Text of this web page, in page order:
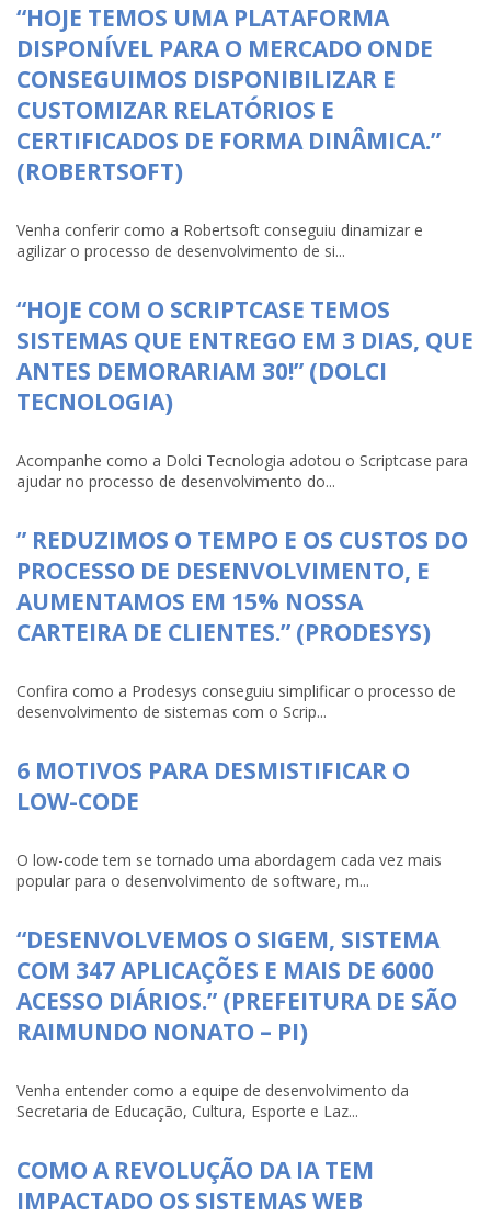
“HOJE TEMOS UMA PLATAFORMA
DISPONÍVEL PARA O MERCADO ONDE
CONSEGUIMOS DISPONIBILIZAR E
CUSTOMIZAR RELATÓRIOS E
CERTIFICADOS DE FORMA DINÂMICA.”
(ROBERTSOFT)
Venha conferir como a Robertsoft conseguiu dinamizar e
agilizar o processo de desenvolvimento de si...
“HOJE COM O SCRIPTCASE TEMOS
SISTEMAS QUE ENTREGO EM 3 DIAS, QUE
ANTES DEMORARIAM 30!” (DOLCI
TECNOLOGIA)
Acompanhe como a Dolci Tecnologia adotou o Scriptcase para
ajudar no processo de desenvolvimento do...
” REDUZIMOS O TEMPO E OS CUSTOS DO
PROCESSO DE DESENVOLVIMENTO, E
AUMENTAMOS EM 15% NOSSA
CARTEIRA DE CLIENTES.” (PRODESYS)
Confira como a Prodesys conseguiu simplificar o processo de
desenvolvimento de sistemas com o Scrip...
6 MOTIVOS PARA DESMISTIFICAR O
LOW-CODE
O low-code tem se tornado uma abordagem cada vez mais
popular para o desenvolvimento de software, m...
“DESENVOLVEMOS O SIGEM, SISTEMA
COM 347 APLICAÇÕES E MAIS DE 6000
ACESSO DIÁRIOS.” (PREFEITURA DE SÃO
RAIMUNDO NONATO – PI)
Venha entender como a equipe de desenvolvimento da
Secretaria de Educação, Cultura, Esporte e Laz...
COMO A REVOLUÇÃO DA IA TEM
IMPACTADO OS SISTEMAS WEB